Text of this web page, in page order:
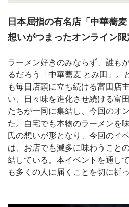
日本屈指の有名店「中華蕎
想いがつまったオンライン限
ラーメン好きのみならず、誰も
るだろう「中華蕎麦 とみ田」。
も毎日店頭に立ち続ける富田店
い、日々味を進化させ続ける富
たちが一同に集結し、今回のオ
た。自宅でも本物のラーメンを
氏の想いが形となり、今回のイ
は、お店でも滅多に味わうこと
結している。本イベントを通し
も多くの人に届くことを切に祈っ